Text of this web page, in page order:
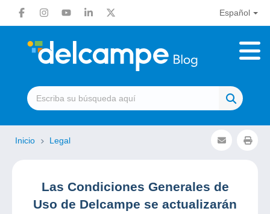
Español
Inicio Legal
Las Condiciones Generales de
Uso de Delcampe se actualizarán